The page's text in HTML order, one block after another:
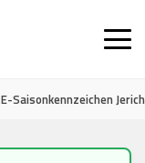
E-Saisonkennzeichen